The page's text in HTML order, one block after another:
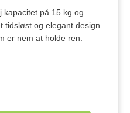
på 15 kg og
tidsløst og elegant design
er nem at holde ren.